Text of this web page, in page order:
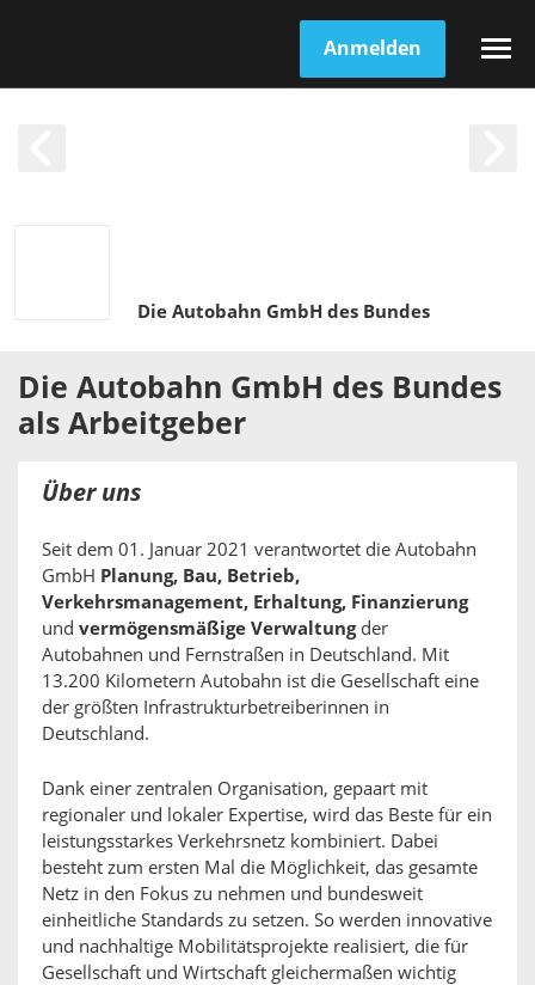
Anmelden
Die Autobahn GmbH des Bundes
Die Autobahn GmbH des Bundes
als Arbeitgeber
Über uns
Seit dem 01. Januar 2021 verantwortet die Autobahn
GmbH Planung, Bau, Betrieb,
Verkehrsmanagement, Erhaltung, Finanzierung
und vermögensmäßige Verwaltungder
Autobahnen und Fernstraßen in Deutschland. Mit
13.200 Kilometern Autobahn ist die Gesellschaft eine
der größten Infrastrukturbetreiberinnen in
Deutschland.
Dank einer zentralen Organisation, gepaart mit
regionaler und lokaler Expertise, wird das Beste für ein
leistungsstarkes Verkehrsnetz kombiniert. Dabei
besteht zum ersten Mal die Möglichkeit, das gesamte
Netz in den Fokus zu nehmen und bundesweit
einheitliche Standards zu setzen. So werden innovative
und nachhaltige Mobilitätsprojekte realisiert, die für
Gesellschaft und Wirtschaft gleichermaßen wichtig